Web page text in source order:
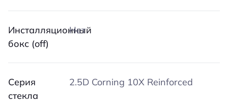
Инсталляционный
бокс (off)
Нет
Серия
стекла
2.5D Corning 10X Reinforced